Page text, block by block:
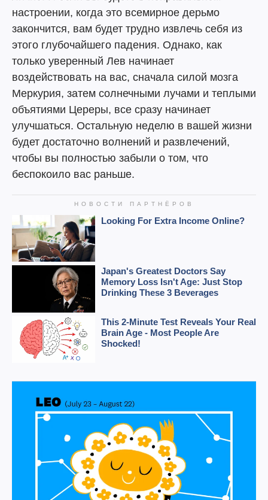
настроении, когда это всемирное дерьмо
закончится, вам будет трудно извлечь себя из
этого глубочайшего падения. Однако, как
только уверенный Лев начинает
воздействовать на вас, сначала силой мозга
Меркурия, затем солнечными лучами и теплыми
объятиями Цереры, все сразу начинает
улучшаться. Остальную неделю в вашей жизни
будет достаточно волнений и развлечений,
чтобы вы полностью забыли о том, что
беспокоило вас раньше.